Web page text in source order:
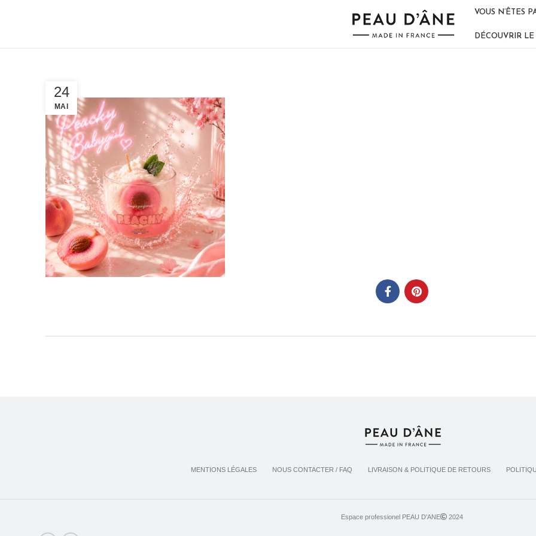
VOUS N’ÊTES
DÉCOUVRIR
24
MAI
MENTIONS LÉGALES NOUS CONTACTER / FAQ LIVRAISON & POLITIQUE DE RETOURS
Espace professionel PEAU D'ANE 2024